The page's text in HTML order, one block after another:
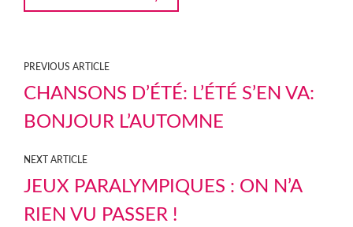
PREVIOUS ARTICLE
CHANSONS D’ÉTÉ: L’ÉTÉ S’EN VA:
BONJOUR L’AUTOMNE
NEXT ARTICLE
JEUX PARALYMPIQUES : ON N’A
RIEN VU PASSER !